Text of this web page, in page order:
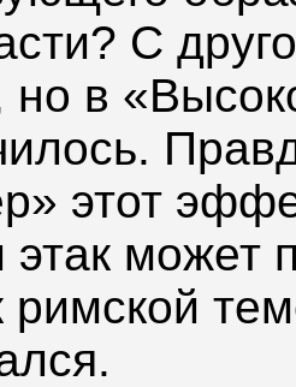
С
но в
этот
этак может
римской